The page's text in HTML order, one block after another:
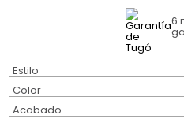
6
Estilo
Color
Acabado